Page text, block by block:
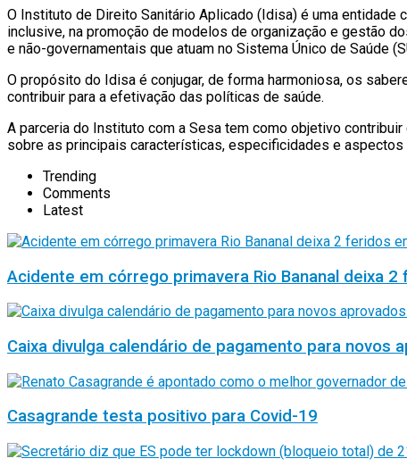
O Instituto de Direito Sanitário Aplicado (Idisa) é uma
inclusive, na promoção de modelos de organização e gestão
e não-governamentais que atuam no Sistema Único de Saúde
O propósito do Idisa é conjugar, de forma harmoniosa, os
contribuir para a efetivação das políticas de saúde.
A parceria do Instituto com a Sesa tem como objetivo
sobre as principais características, especificidades e
Trending
Comments
Latest
Acidente em córrego primavera Rio Bananal deixa
Caixa divulga calendário de pagamento para novos
Casagrande testa positivo para Covid-19